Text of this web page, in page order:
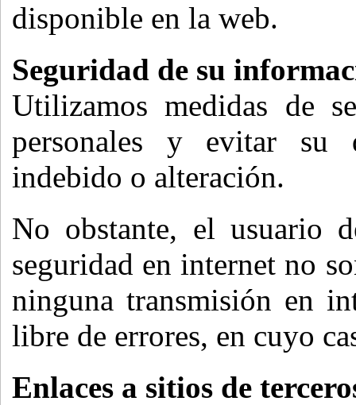
disponible en la web.
Seguridad de su
Utilizamos medidas de
personales y evitar su
indebido o alteración.
No obstante, el usuario
seguridad en internet no
ninguna transmisión en
libre de errores, en cuyo
Enlaces a sitios de